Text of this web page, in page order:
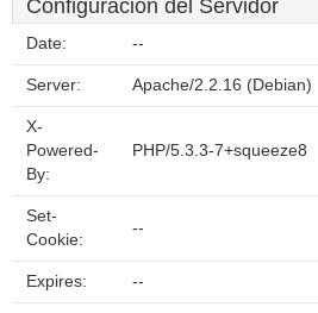
Configuración del Servidor
Date: --
Server: Apache/2.2.16 (Debian)
X-
Powered-
By:
PHP/5.3.3-7+squeeze8
Set-
Cookie:
--
Expires: --